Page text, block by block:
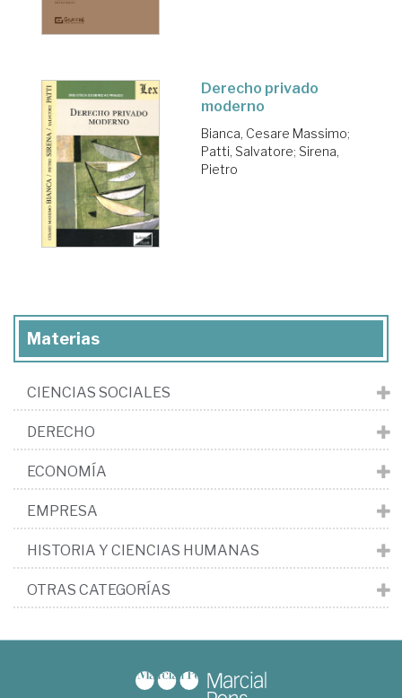
Derecho privado
moderno
Bianca, Cesare Massimo;
Patti, Salvatore; Sirena,
Pietro
Materias
CIENCIAS SOCIALES
DERECHO
ECONOMÍA
EMPRESA
HISTORIA Y CIENCIAS HUMANAS
OTRAS CATEGORÍAS